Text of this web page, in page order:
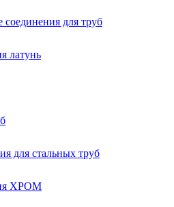
для труб
латунь
для стальных труб
ХРОМ